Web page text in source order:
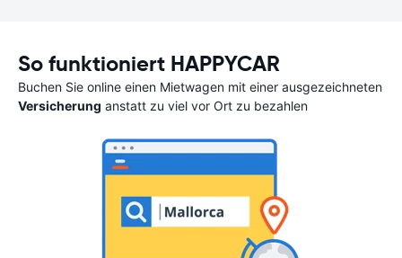
So funktioniert HAPPYCAR
Buchen Sie online einen Mietwagen mit einer ausgezeichneten
Versicherung anstatt zu viel vor Ort zu bezahlen